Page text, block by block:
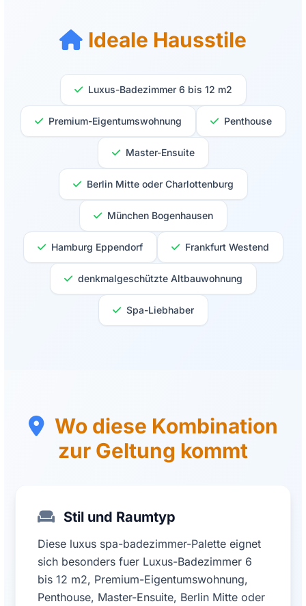
Ideale Hausstile
Luxus-Badezimmer 6 bis 12 m2
Premium-Eigentumswohnung Penthouse
Master-Ensuite
Berlin Mitte oder Charlottenburg
München Bogenhausen
Hamburg Eppendorf Frankfurt Westend
denkmalgeschützte Altbauwohnung
Spa-Liebhaber
Wo diese Kombination
zur Geltung kommt
Stil und Raumtyp
Diese luxus spa-badezimmer-Palette eignet
sich besonders fuer Luxus-Badezimmer 6
bis 12 m2, Premium-Eigentumswohnung,
Penthouse, Master-Ensuite, Berlin Mitte oder